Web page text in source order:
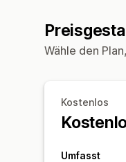
Wähle den
Kostenlos
Umfasst